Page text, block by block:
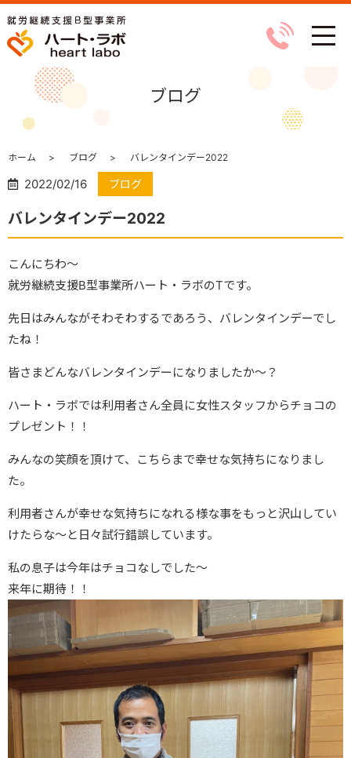
ブログ
ホーム ブログ バレンタインデー2022
2022/02/16 ブログ
バレンタインデー2022
こんにちわ～
就労継続支援B型事業所ハート・ラボのTです。
先日はみんながそわそわするであろう、バレンタインデーでし
たね！
皆さまどんなバレンタインデーになりましたか～？
ハート・ラボでは利用者さん全員に女性スタッフからチョコの
プレゼント！！
みんなの笑顔を頂けて、こちらまで幸せな気持ちになりまし
た。
利用者さんが幸せな気持ちになれる様な事をもっと沢山してい
けたらな～と日々試行錯誤しています。
私の息子は今年はチョコなしでした～
来年に期待！！